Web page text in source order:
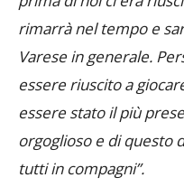
rimarrà nel tempo e
Varese in generale.
essere riuscito a
essere stato il più
orgoglioso e di questo
tutti in compagni”.